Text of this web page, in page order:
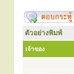
ตัวอย่างพิมพ์
เจ้าของ